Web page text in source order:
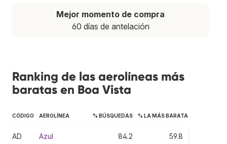
Mejor momento de compra
60 días de antelación
Ranking de las aerolíneas más
baratas en Boa Vista
CÓDIGO AEROLÍNEA % BÚSQUEDAS % LA MÁS BARATA
AD Azul 84.2 59.8